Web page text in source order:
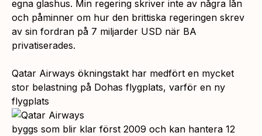
egna glashus. Min regering skriver inte av några lån
och påminner om hur den brittiska regeringen skrev
av sin fordran på 7 miljarder USD när BA
privatiserades.
Qatar Airways ökningstakt har medfört en mycket
stor belastning på Dohas flygplats, varför en ny
flygplats
byggs som blir klar först 2009 och kan hantera 12